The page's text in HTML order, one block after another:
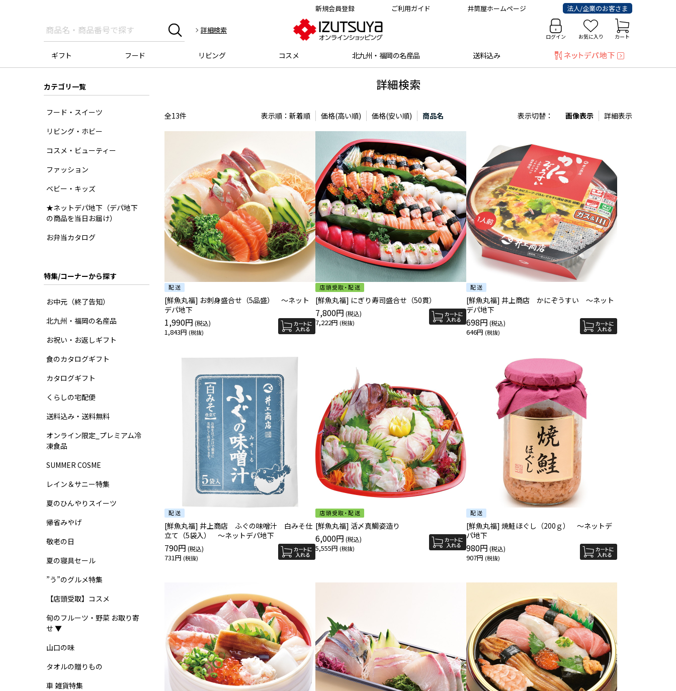
新規会員登録 ご利用ガイド 井筒屋ホームページ 法人/企業のお客さま
詳細検索
ログイン お気に入り カート
ギフト フード リビング コスメ 北九州・福岡の名産品 送料込み
カテゴリ一覧
フード・スイーツ
リビング・ホビー
コスメ・ビューティー
ファッション
ベビー・キッズ
★ネットデパ地下（デパ地下
の商品を当日お届け）
お弁当カタログ
特集/コーナーから探す
お中元（終了告知）
北九州・福岡の名産品
お祝い・お返しギフト
食のカタログギフト
カタログギフト
くらしの宅配便
送料込み・送料無料
オンライン限定_プレミアム冷
凍食品
SUMMER COSME
レイン＆サニー特集
夏のひんやりスイーツ
帰省みやげ
敬老の日
夏の寝具セール
”う”のグルメ特集
【店頭受取】コスメ
旬のフルーツ・野菜 お取り寄
せ ▼
山口の味
タオルの贈りもの
車 雑貨特集
詳細検索
全13件 表示順： 新着順 価格(高い順) 価格(安い順) 商品名 表示切替： 画像表示 詳細表示
[鮮魚丸福] お刺身盛合せ（5品盛） ～ネット
デパ地下
1,990円
1,843円
[鮮魚丸福] にぎり寿司盛合せ（50貫）
7,800円
7,222円
[鮮魚丸福] 井上商店 かにぞうすい ～ネット
デパ地下
698円
646円
[鮮魚丸福] 井上商店 ふぐの味噌汁 白みそ仕
立て（5袋入） ～ネットデパ地下
790円
731円
[鮮魚丸福] 活〆真鯛姿造り
6,000円
5,555円
[鮮魚丸福] 焼鮭ほぐし（200ｇ） ～ネットデ
パ地下
980円
907円